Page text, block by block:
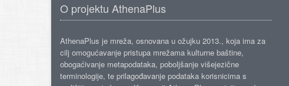
O projektu AthenaPlus
AthenaPlus je mreža, osnovana u ožujku 2013., koja ima za
cilj omogućavanje pristupa mrežama kulturne baštine,
obogaćivanje metapodataka, poboljšanje višejezične
terminologije, te prilagođavanje podataka korisnicima s